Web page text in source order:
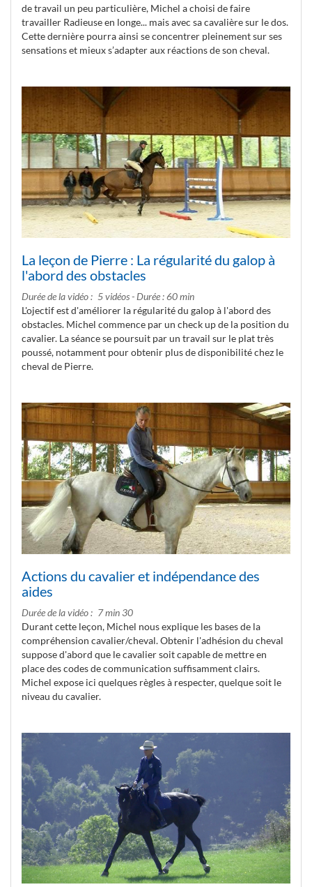
de travail un peu particulière, Michel a choisi de faire
travailler Radieuse en longe... mais avec sa cavalière sur le dos.
Cette dernière pourra ainsi se concentrer pleinement sur ses
sensations et mieux s’adapter aux réactions de son cheval.
La leçon de Pierre : La régularité du galop à
l'abord des obstacles
Durée de la vidéo
5 vidéos - Durée : 60 min
L'ojectif est d'améliorer la régularité du galop à l'abord des
obstacles. Michel commence par un check up de la position du
cavalier. La séance se poursuit par un travail sur le plat très
poussé, notamment pour obtenir plus de disponibilité chez le
cheval de Pierre.
Actions du cavalier et indépendance des
aides
Durée de la vidéo
7 min 30
Durant cette leçon, Michel nous explique les bases de la
compréhension cavalier/cheval. Obtenir l'adhésion du cheval
suppose d'abord que le cavalier soit capable de mettre en
place des codes de communication suffisamment clairs.
Michel expose ici quelques règles à respecter, quelque soit le
niveau du cavalier.